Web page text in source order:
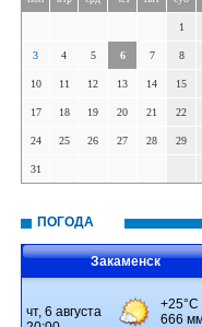
1
3 4 5 6 7 8
10 11 12 13 14 15
17 18 19 20 21 22
24 25 26 27 28 29
31
ПОГОДА
Закаменск